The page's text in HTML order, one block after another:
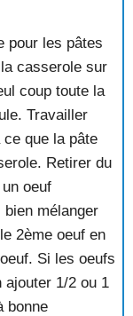
pour les pâtes
casserole sur
coup toute la
Travailler
que la pâte
Retirer du
oeuf
mélanger
2ème oeuf en
Si les oeufs
1/2 ou 1
bonne